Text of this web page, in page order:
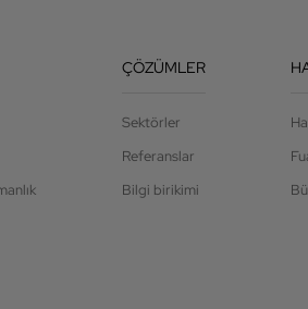
ÇÖZÜMLER
Sektörler
Referanslar
Bilgi birikimi